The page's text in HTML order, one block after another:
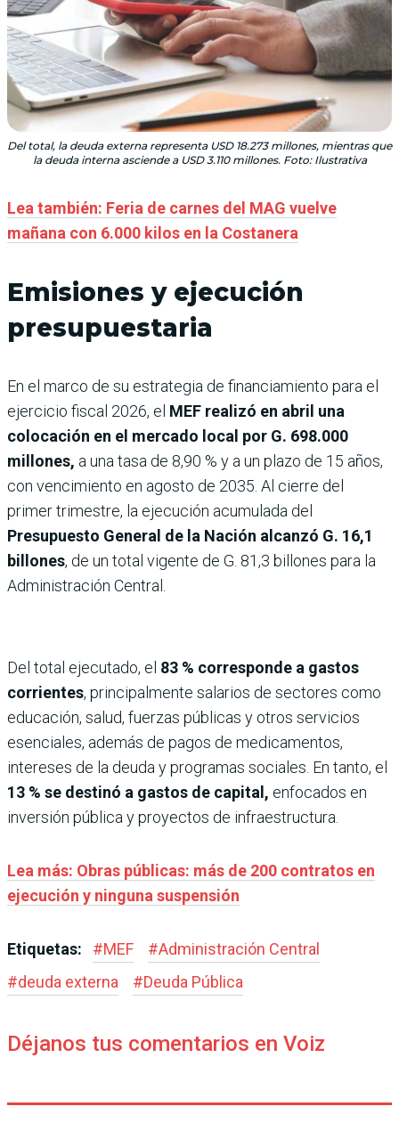
Del total, la deuda externa representa USD 18.273 millones, mientras que
la deuda interna asciende a USD 3.110 millones. Foto: Ilustrativa
Lea también: Feria de carnes del MAG vuelve
mañana con 6.000 kilos en la Costanera
Emisiones y ejecución
presupuestaria
En el marco de su estrategia de financiamiento para el
ejercicio fiscal 2026, el MEF realizó en abril una
colocación en el mercado local por G. 698.000
millones, a una tasa de 8,90 % y a un plazo de 15 años,
con vencimiento en agosto de 2035. Al cierre del
primer trimestre, la ejecución acumulada del
Presupuesto General de la Nación alcanzó G. 16,1
billones, de un total vigente de G. 81,3 billones para la
Administración Central.
Del total ejecutado, el 83 % corresponde a gastos
corrientes, principalmente salarios de sectores como
educación, salud, fuerzas públicas y otros servicios
esenciales, además de pagos de medicamentos,
intereses de la deuda y programas sociales. En tanto, el
13 % se destinó a gastos de capital, enfocados en
inversión pública y proyectos de infraestructura.
Lea más: Obras públicas: más de 200 contratos en
ejecución y ninguna suspensión
Etiquetas: #MEF #Administración Central
#deuda externa #Deuda Pública
Déjanos tus comentarios en Voiz